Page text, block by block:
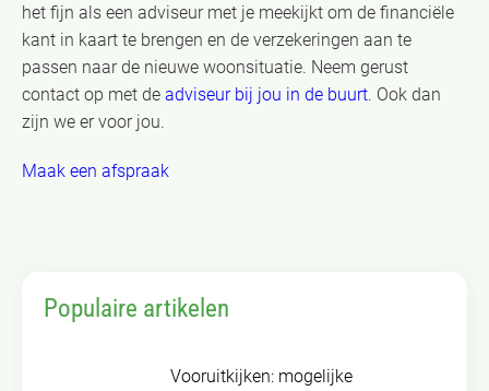
het fijn als een adviseur met je meekijkt om de financiële
kant in kaart te brengen en de verzekeringen aan te
passen naar de nieuwe woonsituatie. Neem gerust
contact op met de adviseur bij jou in de buurt. Ook dan
zijn we er voor jou.
Maak een afspraak
Populaire artikelen
Vooruitkijken: mogelijke